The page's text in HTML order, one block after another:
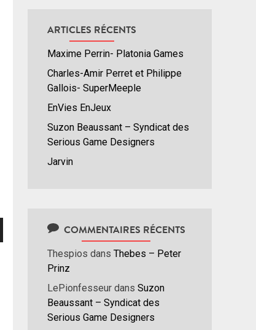
ARTICLES RÉCENTS
Maxime Perrin- Platonia Games
Charles-Amir Perret et Philippe
Gallois- SuperMeeple
EnVies EnJeux
Suzon Beaussant – Syndicat des
Serious Game Designers
Jarvin
COMMENTAIRES RÉCENTS
Thespios dans Thebes – Peter
Prinz
LePionfesseur dans Suzon
Beaussant – Syndicat des
Serious Game Designers